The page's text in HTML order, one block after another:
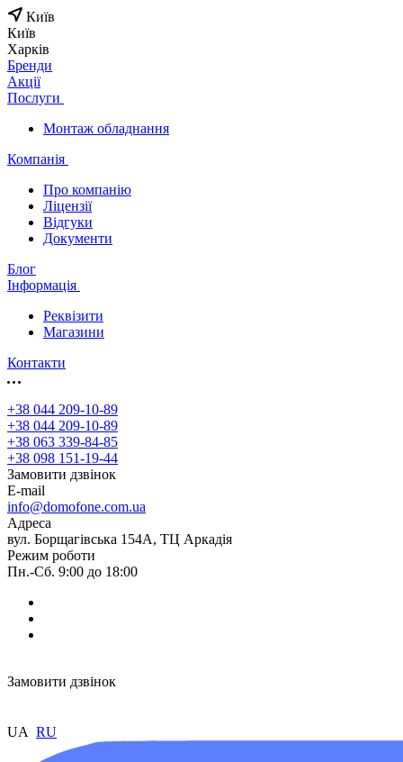
Київ
Київ
Харків
Бренди
Акції
Послуги
Монтаж обладнання
Компанія
Про компанію
Ліцензії
Відгуки
Документи
Блог
Інформація
Реквізити
Магазини
Контакти
+38 044 209-10-89
+38 044 209-10-89
+38 063 339-84-85
+38 098 151-19-44
Замовити дзвінок
E-mail
info@domofone.com.ua
Адреса
вул. Борщагівська 154А, ТЦ Аркадія
Режим роботи
Пн.-Сб. 9:00 до 18:00
Замовити дзвінок
UA RU